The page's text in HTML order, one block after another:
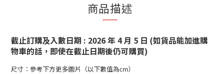
商品描述
截止訂購及入數日期 : 2026 年 4 月 5 日 (如貨品能加進購
物車的話，即使在截止日期後仍可購買)
尺寸：參考下方更多圖片（以下數值為cm）